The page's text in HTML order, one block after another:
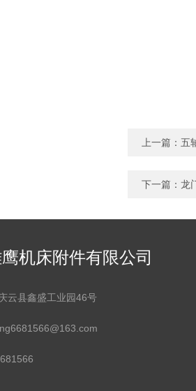
上一篇： 五
下一篇： 龙
机床附件有限公司
云县鑫盛工业园46号